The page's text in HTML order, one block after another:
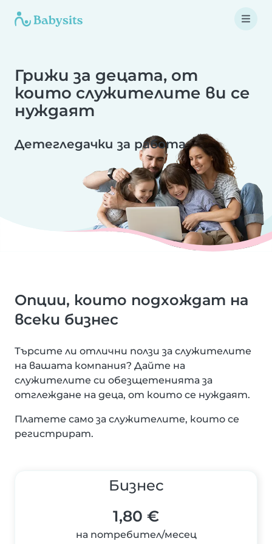
Грижи за децата, от
които служителите ви се
нуждаят
Детегледачки за работа
Опции, които подхождат на
всеки бизнес
Търсите ли отлични ползи за служителите
на вашата компания? Дайте на
служителите си обезщетенията за
отглеждане на деца, от които се нуждаят.
Платете само за служителите, които се
регистрират.
Бизнес
1,80 €
на потребител/месец